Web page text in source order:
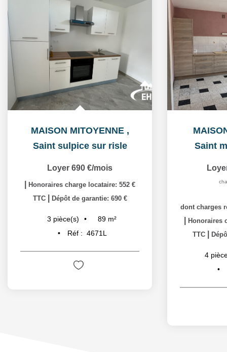
MAISON MITOYENNE ,
Saint sulpice sur risle
Loyer 690 €/mois
Honoraires charge locataire: 552 €
TTC
Dépôt de garantie: 690 €
3 pièce(s) 89 m²
Réf : 4671L
Saint
dont charges
Honoraires
TTC
4